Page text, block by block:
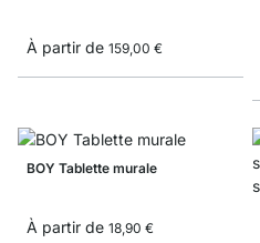
À partir de 159,00 €
BOY Tablette murale
À partir de 18,90 €